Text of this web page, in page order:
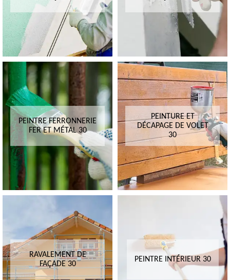
PEINTRE FERRONNERIE
FER ET MÉTAL 30
PEINTURE ET
DÉCAPAGE DE VOLET
30
RAVALEMENT DE
FAÇADE 30
PEINTRE INTÉRIEUR 30